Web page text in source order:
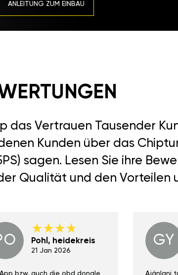
ANLEITUNG ZUM EINBAU
das Vertrauen Tausender
Kunden über das
sagen. Lesen Sie ihre
Qualität und den Vorteilen
Pohl, heidekreis
21 Jan 2026
GY